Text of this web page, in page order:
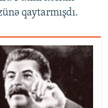
qaytarmışdı.